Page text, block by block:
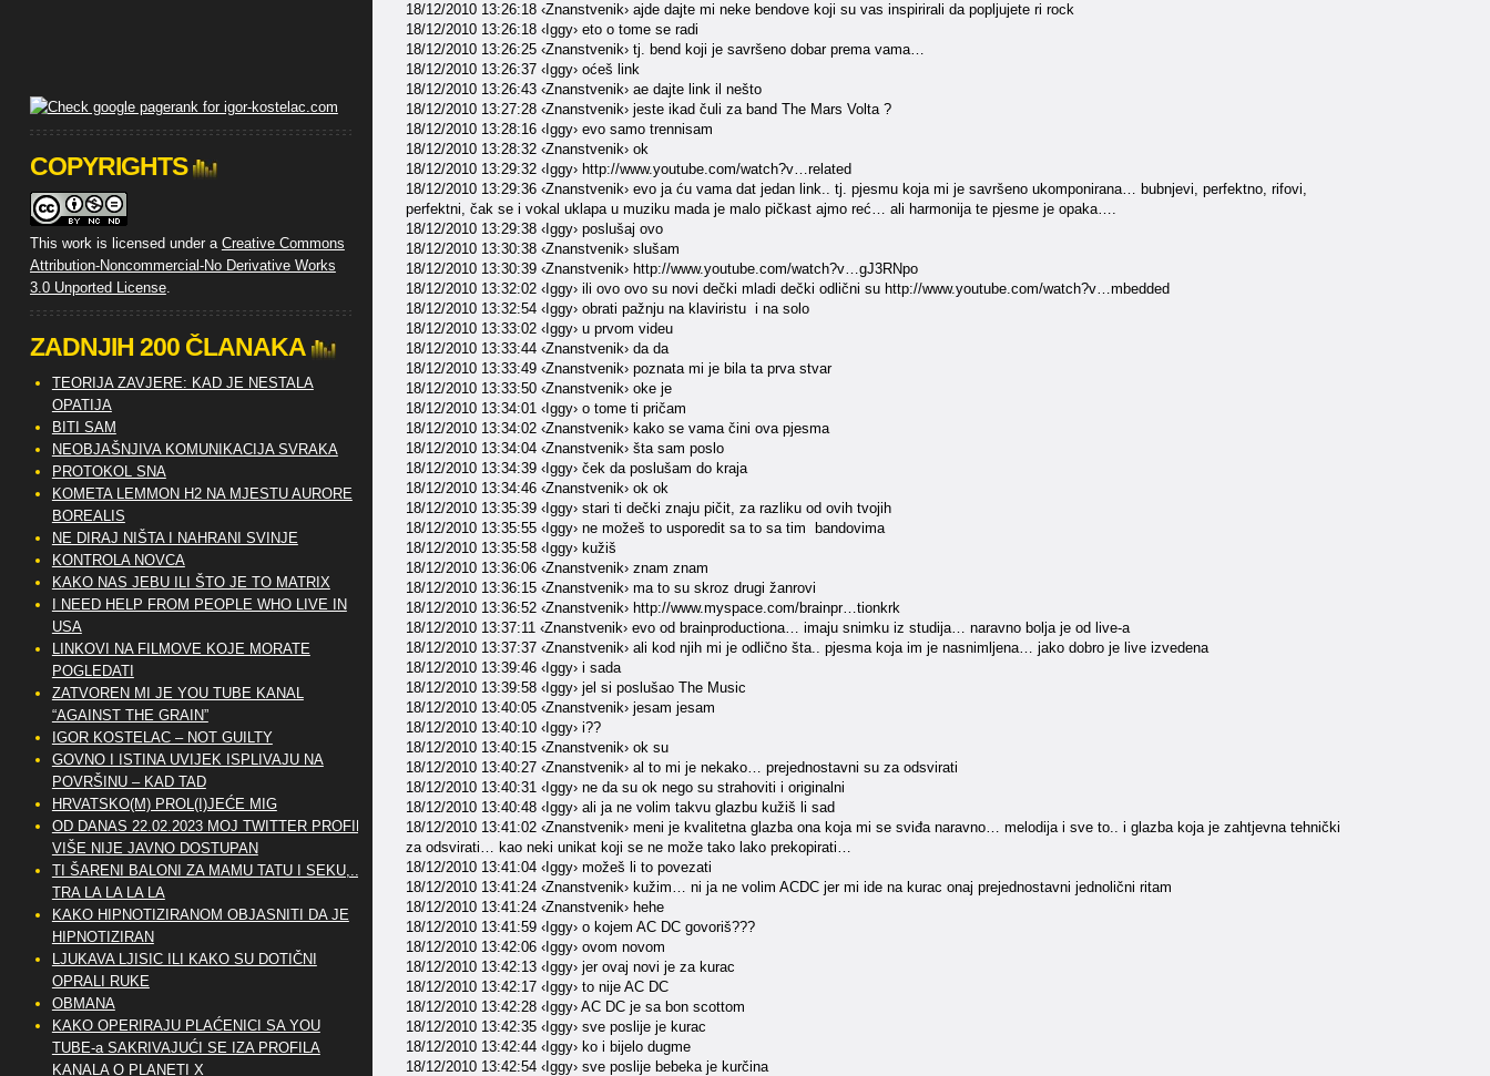
18/12/2010 13:26:18 ‹Znanstvenik› ajde dajte mi neke bendove koji su vas inspirirali da popljujete ri rock
18/12/2010 13:26:18 ‹Iggy› eto o tome se radi
18/12/2010 13:26:25 ‹Znanstvenik› tj. bend koji je savršeno dobar prema vama…
18/12/2010 13:26:37 ‹Iggy› oćeš link
18/12/2010 13:26:43 ‹Znanstvenik› ae dajte link il nešto
18/12/2010 13:27:28 ‹Znanstvenik› jeste ikad čuli za band The Mars Volta ?
18/12/2010 13:28:16 ‹Iggy› evo samo trennisam
18/12/2010 13:28:32 ‹Znanstvenik› ok
18/12/2010 13:29:32 ‹Iggy› http://www.youtube.com/watch?v…related
18/12/2010 13:29:36 ‹Znanstvenik› evo ja ću vama dat jedan link.. tj. pjesmu koja mi je savršeno ukomponirana… bubnjevi, perfektno, rifovi,
perfektni, čak se i vokal uklapa u muziku mada je malo pičkast ajmo reć… ali harmonija te pjesme je opaka….
18/12/2010 13:29:38 ‹Iggy› poslušaj ovo
18/12/2010 13:30:38 ‹Znanstvenik› slušam
18/12/2010 13:30:39 ‹Znanstvenik› http://www.youtube.com/watch?v…gJ3RNpo
18/12/2010 13:32:02 ‹Iggy› ili ovo ovo su novi dečki mladi dečki odlični su http://www.youtube.com/watch?v…mbedded
18/12/2010 13:32:54 ‹Iggy› obrati pažnju na klaviristu i na solo
18/12/2010 13:33:02 ‹Iggy› u prvom videu
18/12/2010 13:33:44 ‹Znanstvenik› da da
18/12/2010 13:33:49 ‹Znanstvenik› poznata mi je bila ta prva stvar
18/12/2010 13:33:50 ‹Znanstvenik› oke je
18/12/2010 13:34:01 ‹Iggy› o tome ti pričam
18/12/2010 13:34:02 ‹Znanstvenik› kako se vama čini ova pjesma
18/12/2010 13:34:04 ‹Znanstvenik› šta sam poslo
18/12/2010 13:34:39 ‹Iggy› ček da poslušam do kraja
18/12/2010 13:34:46 ‹Znanstvenik› ok ok
18/12/2010 13:35:39 ‹Iggy› stari ti dečki znaju pičit, za razliku od ovih tvojih
18/12/2010 13:35:55 ‹Iggy› ne možeš to usporedit sa to sa tim bandovima
18/12/2010 13:35:58 ‹Iggy› kužiš
18/12/2010 13:36:06 ‹Znanstvenik› znam znam
18/12/2010 13:36:15 ‹Znanstvenik› ma to su skroz drugi žanrovi
18/12/2010 13:36:52 ‹Znanstvenik› http://www.myspace.com/brainpr…tionkrk
18/12/2010 13:37:11 ‹Znanstvenik› evo od brainproductiona… imaju snimku iz studija… naravno bolja je od live-a
18/12/2010 13:37:37 ‹Znanstvenik› ali kod njih mi je odlično šta.. pjesma koja im je nasnimljena… jako dobro je live izvedena
18/12/2010 13:39:46 ‹Iggy› i sada
18/12/2010 13:39:58 ‹Iggy› jel si poslušao The Music
18/12/2010 13:40:05 ‹Znanstvenik› jesam jesam
18/12/2010 13:40:10 ‹Iggy› i??
18/12/2010 13:40:15 ‹Znanstvenik› ok su
18/12/2010 13:40:27 ‹Znanstvenik› al to mi je nekako… prejednostavni su za odsvirati
18/12/2010 13:40:31 ‹Iggy› ne da su ok nego su strahoviti i originalni
18/12/2010 13:40:48 ‹Iggy› ali ja ne volim takvu glazbu kužiš li sad
18/12/2010 13:41:02 ‹Znanstvenik› meni je kvalitetna glazba ona koja mi se sviđa naravno… melodija i sve to.. i glazba koja je zahtjevna tehnički
za odsvirati… kao neki unikat koji se ne može tako lako prekopirati…
18/12/2010 13:41:04 ‹Iggy› možeš li to povezati
18/12/2010 13:41:24 ‹Znanstvenik› kužim… ni ja ne volim ACDC jer mi ide na kurac onaj prejednostavni jednolični ritam
18/12/2010 13:41:24 ‹Znanstvenik› hehe
18/12/2010 13:41:59 ‹Iggy› o kojem AC DC govoriš???
18/12/2010 13:42:06 ‹Iggy› ovom novom
18/12/2010 13:42:13 ‹Iggy› jer ovaj novi je za kurac
18/12/2010 13:42:17 ‹Iggy› to nije AC DC
18/12/2010 13:42:28 ‹Iggy› AC DC je sa bon scottom
18/12/2010 13:42:35 ‹Iggy› sve poslije je kurac
18/12/2010 13:42:44 ‹Iggy› ko i bijelo dugme
18/12/2010 13:42:54 ‹Iggy› sve poslije bebeka je kurčina
COPYRIGHTS
This work is licensed under a Creative Commons
Attribution-Noncommercial-No Derivative Works
3.0 Unported License.
ZADNJIH 200 ČLANAKA
TEORIJA ZAVJERE: KAD JE NESTALA
OPATIJA
BITI SAM
NEOBJAŠNJIVA KOMUNIKACIJA SVRAKA
PROTOKOL SNA
KOMETA LEMMON H2 NA MJESTU AURORE
BOREALIS
NE DIRAJ NIŠTA I NAHRANI SVINJE
KONTROLA NOVCA
KAKO NAS JEBU ILI ŠTO JE TO MATRIX
I NEED HELP FROM PEOPLE WHO LIVE IN
USA
LINKOVI NA FILMOVE KOJE MORATE
POGLEDATI
ZATVOREN MI JE YOU TUBE KANAL
“AGAINST THE GRAIN”
IGOR KOSTELAC – NOT GUILTY
GOVNO I ISTINA UVIJEK ISPLIVAJU NA
POVRŠINU – KAD TAD
HRVATSKO(M) PROL(I)JEĆE MIG
OD DANAS 22.02.2023 MOJ TWITTER PROFIL
VIŠE NIJE JAVNO DOSTUPAN
TI ŠARENI BALONI ZA MAMU TATU I SEKU,..
TRA LA LA LA LA
KAKO HIPNOTIZIRANOM OBJASNITI DA JE
HIPNOTIZIRAN
LJUKAVA LJISIC ILI KAKO SU DOTIČNI
OPRALI RUKE
OBMANA
KAKO OPERIRAJU PLAĆENICI SA YOU
TUBE-a SAKRIVAJUĆI SE IZA PROFILA
KANALA O PLANETI X